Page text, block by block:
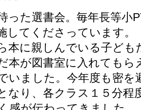
った選書会。毎年長等小
してくださっています。
本に親しんでいる子ども
本が図書室に入れてもら
いました。今年度も密を
なり、各クラス１５分程